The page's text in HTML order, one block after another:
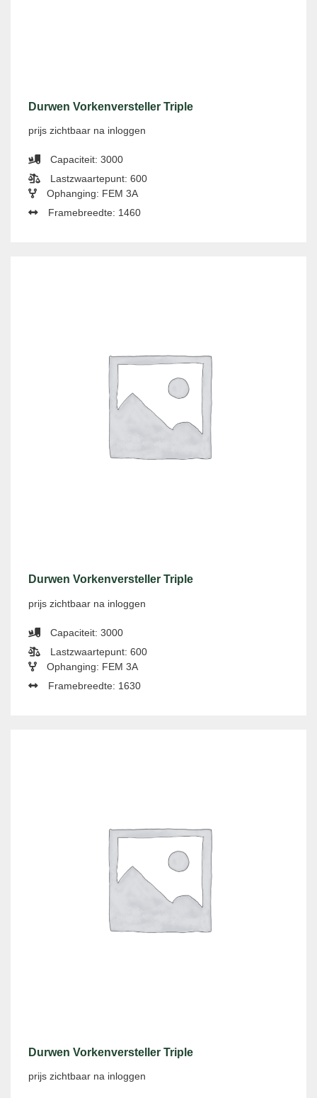
Durwen Vorkenversteller Triple
prijs zichtbaar na inloggen
Capaciteit: 3000
Lastzwaartepunt: 600
Ophanging: FEM 3A
Framebreedte: 1460
Durwen Vorkenversteller Triple
prijs zichtbaar na inloggen
Capaciteit: 3000
Lastzwaartepunt: 600
Ophanging: FEM 3A
Framebreedte: 1630
Durwen Vorkenversteller Triple
prijs zichtbaar na inloggen